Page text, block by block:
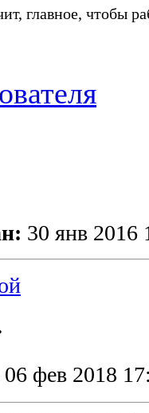
главное, чтобы
30 янв 2016
06 фев 2018